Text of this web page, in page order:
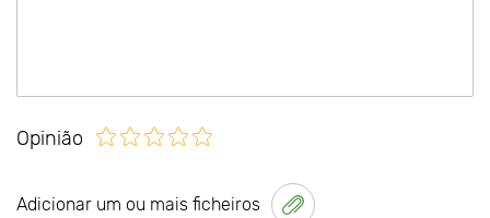
Opinião
Adicionar um ou mais ficheiros